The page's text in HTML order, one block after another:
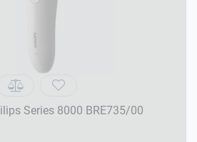
Series 8000 BRE735/00